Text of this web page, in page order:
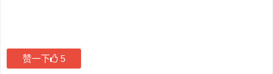
赞一下 5